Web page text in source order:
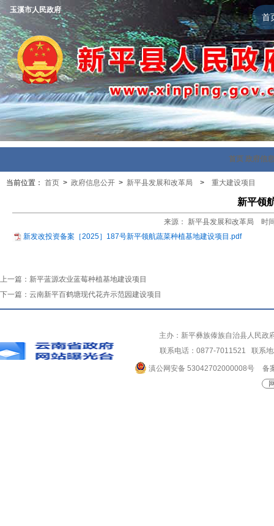
首
玉溪市人民政府
首页 政府信
当前位置： 首页 > 政府信息公开 > 新平县发展和改革局 > 重大建设项目
新平领
来源： 新平县发展和改革局 时
新发改投资备案［2025］187号新平领航蔬菜种植基地建设项目.pdf
上一篇： 新平蓝源农业蓝莓种植基地建设项目
下一篇： 云南新平百鹤塘现代花卉示范园建设项目
主办：新平彝族傣族自治县人民
联系电话：0877-7011521 联系
滇公网安备 53042702000008号
备